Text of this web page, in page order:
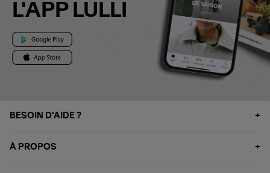
L'APP LULLI
BESOIN D'AIDE ?
À PROPOS